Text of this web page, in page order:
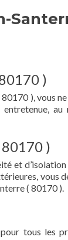
)
), vous
au
)
et
vous
( 80170 ).
tous les